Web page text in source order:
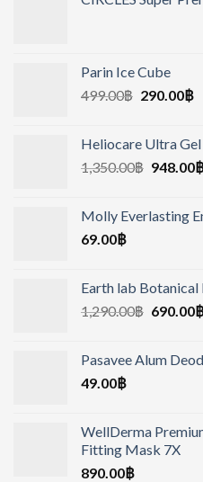
Parin Ice Cube
499.00฿ 290.00฿
Heliocare Ultra Gel
1,350.00฿ 948.00
Molly Everlasting
69.00฿
Earth lab
1,290.00฿ 690.00
Pasavee Alum
49.00฿
WellDerma
Fitting Mask 7X
890.00฿